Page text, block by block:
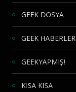
GEEK DOSYA
GEEK HABERLER
GEEKYAPMIŞ!
KISA KISA